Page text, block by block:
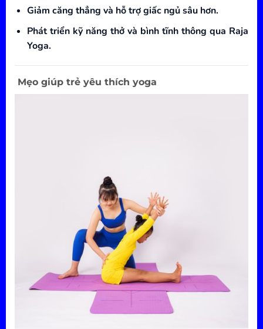
Giảm căng thẳng và hỗ trợ giấc ngủ sâu hơn.
Phát triển kỹ năng thở và bình tĩnh thông qua Raja
Yoga.
Mẹo giúp trẻ yêu thích yoga